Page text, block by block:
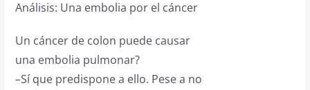
Análisis: Una embolia por el cáncer
Un cáncer de colon puede causar
una embolia pulmonar?
–Sí que predispone a ello. Pese a no